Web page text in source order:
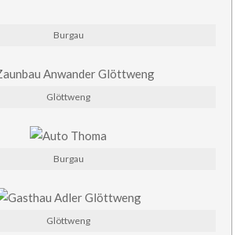
Burgau
Glöttweng
Burgau
Glöttweng